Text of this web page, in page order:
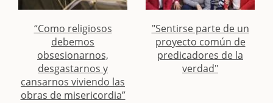
“Como religiosos
debemos
obsesionarnos,
desgastarnos y
cansarnos viviendo las
obras de misericordia”
"Sentirse parte de un
proyecto común de
predicadores de la
verdad"